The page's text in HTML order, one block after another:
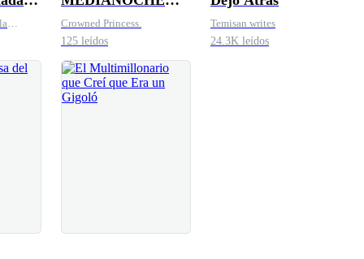
y
DEL
MULTIMILLONARIO
Crowned Princess.
125 leídos
Temisan writes
24.3K leídos